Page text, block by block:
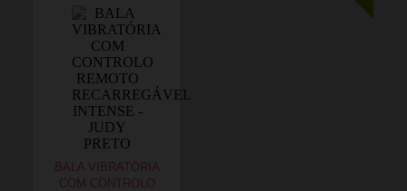
BALA VIBRATÓRIA
COM CONTROLO